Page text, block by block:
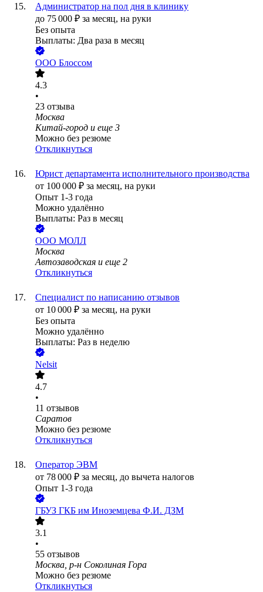
Администратор на пол дня в клинику
до 75 000 ₽ за месяц, на руки
Без опыта
Выплаты: Два раза в месяц
ООО Блоссом
4.3
•
23 отзыва
Москва
Китай-город и еще 3
Можно без резюме
Откликнуться
Юрист департамента исполнительного производства
от 100 000 ₽ за месяц, на руки
Опыт 1-3 года
Можно удалённо
Выплаты: Раз в месяц
ООО МОЛЛ
Москва
Автозаводская и еще 2
Откликнуться
Специалист по написанию отзывов
от 10 000 ₽ за месяц, на руки
Без опыта
Можно удалённо
Выплаты: Раз в неделю
Nelsit
4.7
•
11 отзывов
Саратов
Можно без резюме
Откликнуться
Оператор ЭВМ
от 78 000 ₽ за месяц, до вычета налогов
Опыт 1-3 года
ГБУЗ ГКБ им Иноземцева Ф.И. ДЗМ
3.1
•
55 отзывов
Москва, р-н Соколиная Гора
Можно без резюме
Откликнуться